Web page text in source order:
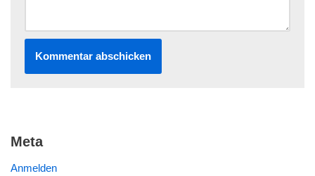
Meta
Anmelden